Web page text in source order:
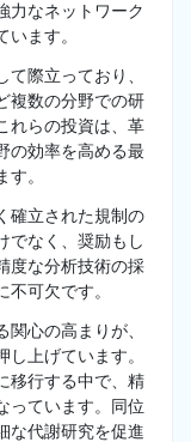
力なネットワーク
ます。
際立っており、
複数の分野での研
れらの投資は、革
の効率を高める最
。
確立された規制の
でなく、奨励もし
度な分析技術の採
可欠です。
心の高まりが、
上げています。
移行する中で、精
っています。同位
な代謝研究を促進